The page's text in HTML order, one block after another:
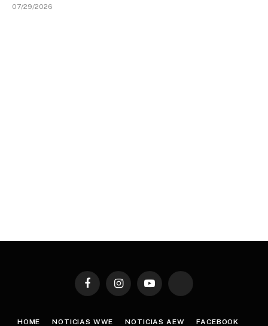
07/29/2026
FacebookInstagramYouTube TikTok
HOME NOTICIAS WWE NOTICIAS AEW FACEBOOK